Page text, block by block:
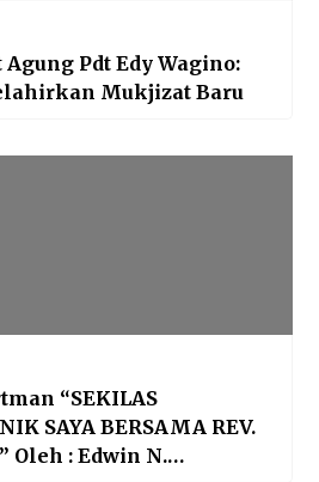
Pdt Edy Wagino:
Mukjizat Baru
“SEKILAS
SAYA BERSAMA REV.
Oleh : Edwin N.